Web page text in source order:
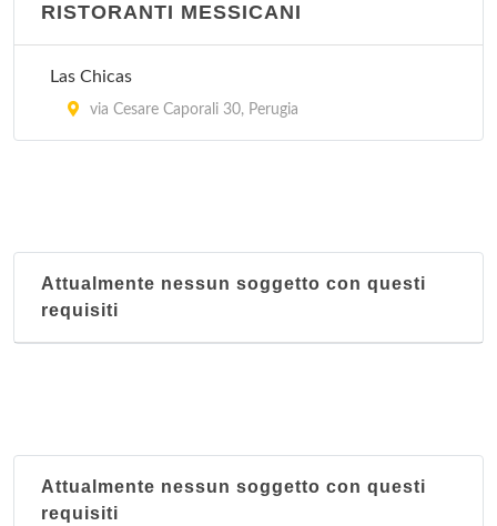
RISTORANTI MESSICANI
Las Chicas
via Cesare Caporali 30, Perugia
Attualmente nessun soggetto con questi
requisiti
Attualmente nessun soggetto con questi
requisiti